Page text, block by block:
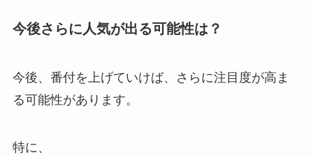
今後さらに人気が出る可能性は？
今後、番付を上げていけば、さらに注目度が高ま
る可能性があります。
特に、